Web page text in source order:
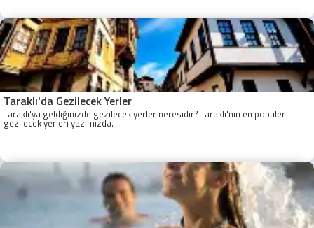
Taraklı'da Gezilecek Yerler
Taraklı'ya geldiğinizde gezilecek yerler neresidir? Taraklı'nın en popüler
gezilecek yerleri yazımızda.